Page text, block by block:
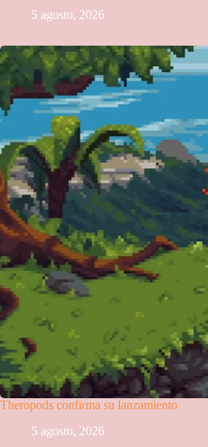
5 agosto, 2026
Theropods confirma su lanzamiento
5 agosto, 2026